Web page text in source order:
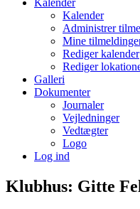
Kalender
Administrer
Mine
Rediger kalender
Rediger
Galleri
Dokumenter
Journaler
Vejledninger
Vedtægter
Logo
Log ind
Klubhus: Gitte